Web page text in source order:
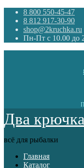
8 800 550-45-47
8 812 917-30-90
shop@2kruchka.ru
Пн-Пт с 10.00 до
Два крючка
всё для рыбалки
Главная
Каталог